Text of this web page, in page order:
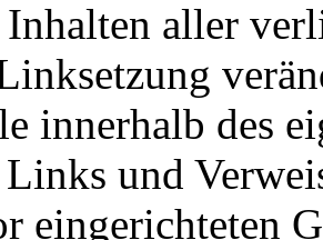
aller
innerhalb des
Links und
eingerichteten